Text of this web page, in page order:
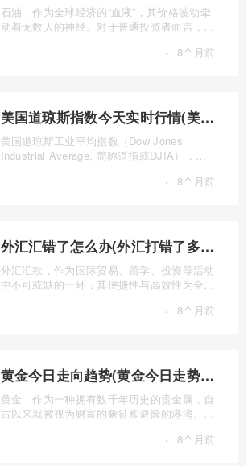
石油，作为全球经济的“血液”，其价格波动牵
动着无数人的神经。对于普通投资者而言，直
· 8个月前
美国道琼斯指数今天实时行情(美国道琼斯指数期货指数实时行情)
美国道琼斯工业平均指数（Dow Jones
Industrial Average, 简称道指或DJIA），无
· 8个月前
外汇汇错了怎么办(外汇打错了多久退回来)
外汇汇款，作为国际贸易、留学、投资等活动
中不可或缺的一环，其便捷性与高效性为全球
· 8个月前
黄金今日走向趋势(黄金今日走势分析建议)
黄金，作为一种拥有数千年历史的贵金属，自
古以来就被视为财富的象征和避险的港湾。在
· 8个月前